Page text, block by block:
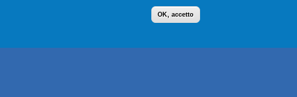
OK, accetto